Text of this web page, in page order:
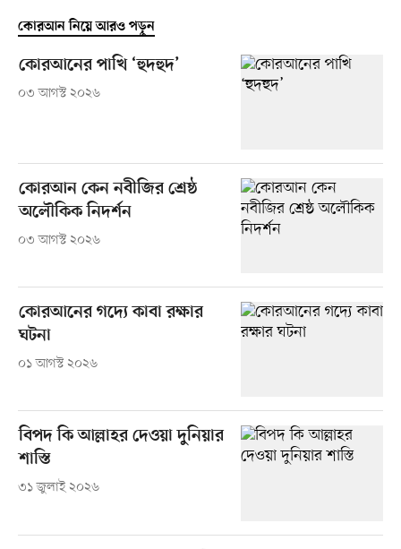
কোরআন নিয়ে আরও পড়ুন
কোরআনের পাখি ‘হুদহুদ’
০৩ আগস্ট ২০২৬
কোরআন কেন নবীজির শ্রেষ্ঠ
অলৌকিক নিদর্শন
০৩ আগস্ট ২০২৬
কোরআনের গদ্যে কাবা রক্ষার
ঘটনা
০১ আগস্ট ২০২৬
বিপদ কি আল্লাহর দেওয়া দুনিয়ার
শাস্তি
৩১ জুলাই ২০২৬